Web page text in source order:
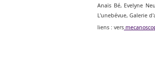
Anaïs Bé, Evelyne
L'unebévue, Galerie
liens : vers